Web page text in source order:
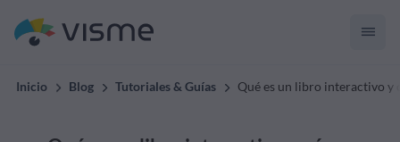
Inicio Blog Tutoriales & Guías Qué es un libro interactivo y